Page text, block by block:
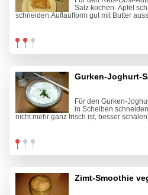
Salz kochen. Äpfel
schneiden.Auflaufform gut mit Butter
Gurken-Joghurt-
Für den Gurken-
in Scheiben
nicht mehr ganz frisch ist, besser
Zimt-Smoothie